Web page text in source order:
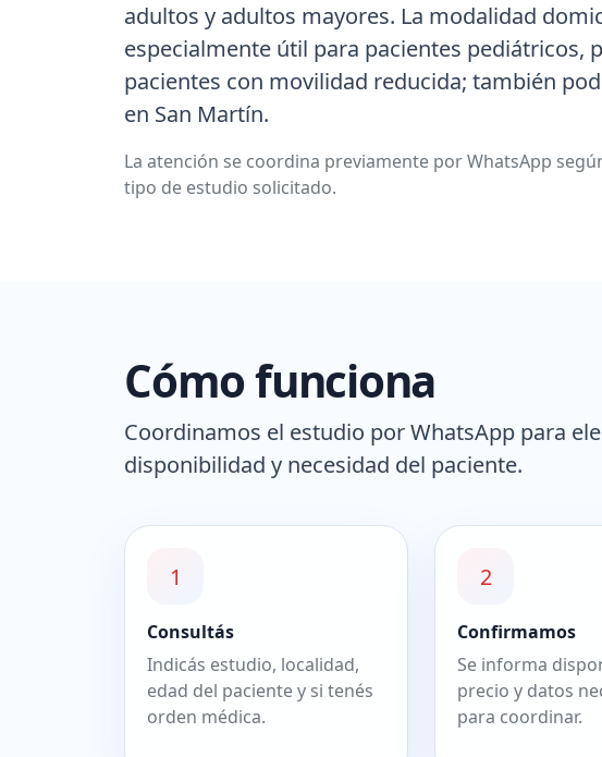
adultos y adultos mayores. La modalidad
especialmente útil para pacientes pediátricos,
pacientes con movilidad reducida; también
en San Martín.
La atención se coordina previamente por WhatsApp
tipo de estudio solicitado.
Cómo funciona
Coordinamos el estudio por WhatsApp para
disponibilidad y necesidad del paciente.
1
Consultás
Indicás estudio, localidad,
edad del paciente y si tenés
orden médica.
2
Confirmamos
Se informa
precio y datos
para coordinar.